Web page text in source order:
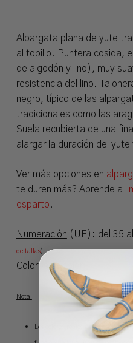
Alpargata plana de yute
al tobillo. Puntera cosida,
de algodón y lino), muy
resistencia del lino.
negro, típico de las
tradicionales como las
Suela recubierta de una
alargar la duración del
Ver más opciones en
te duren más? Aprende a
esparto.
Numeración (UE): del 35
de tallas)
Colores : 1 color
Nota:
Los colores reales pueden sufrir